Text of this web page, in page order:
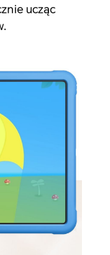
ucząc